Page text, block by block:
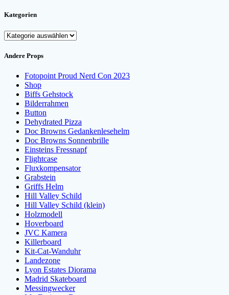
Kategorien
Kategorien
Andere Props
Fotopoint Proud Nerd Con 2023
Shop
Biffs Gehstock
Bilderrahmen
Button
Dehydrated Pizza
Doc Browns Gedankenlesehelm
Doc Browns Sonnenbrille
Einsteins Fressnapf
Flightcase
Fluxkompensator
Grabstein
Griffs Helm
Hill Valley Schild
Hill Valley Schild (klein)
Holzmodell
Hoverboard
JVC Kamera
Killerboard
Kit-Cat-Wanduhr
Landezone
Lyon Estates Diorama
Madrid Skateboard
Messingwecker